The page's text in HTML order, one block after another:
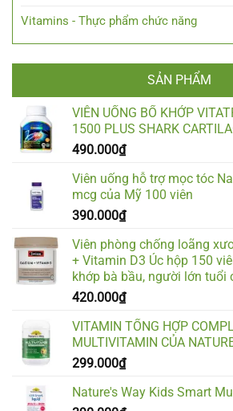
Vitamins - Thực phẩm chức năng
SẢN PHẨM
VIÊN UỐNG BỔ KHỚP
1500 PLUS SHARK
490.000₫
Viên uống hỗ trợ mọc tóc
mcg của Mỹ 100 viên
390.000₫
Viên phòng chống loãng
+ Vitamin D3 Úc hộp 150
khớp bà bầu, người lớn tuổi
420.000₫
VITAMIN TỔNG HỢP
MULTIVITAMIN CỦA
299.000₫
Nature's Way Kids Smart